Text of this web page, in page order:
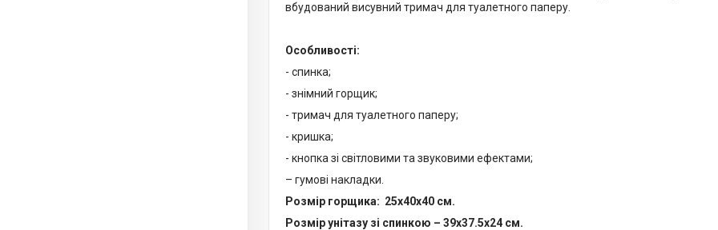
вбудований висувний тримач для туалетного паперу.
Особливості:
- спинка;
- знімний горщик;
- тримач для туалетного паперу;
- кришка;
- кнопка зі світловими та звуковими ефектами;
– гумові накладки.
Розмір горщика: 25х40х40 см.
Розмір унітазу зі спинкою – 39х37.5х24 см.